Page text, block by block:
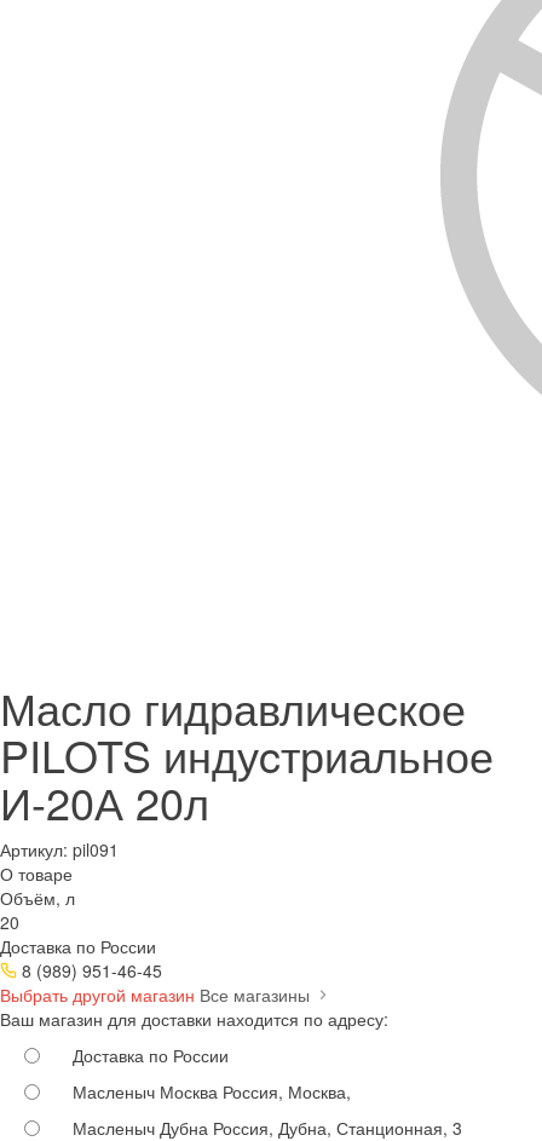
Масло гидравлическое
PILOTS индуcтриальное
И-20А 20л
Артикул: pil091
О товаре
Объём, л
20
Доставка по России
8 (989) 951-46-45
Выбрать другой магазин Все магазины
Ваш магазин для доставки находится по адресу:
Доставка по России
Масленыч Москва Россия, Москва,
Масленыч Дубна Россия, Дубна, Станционная, 3